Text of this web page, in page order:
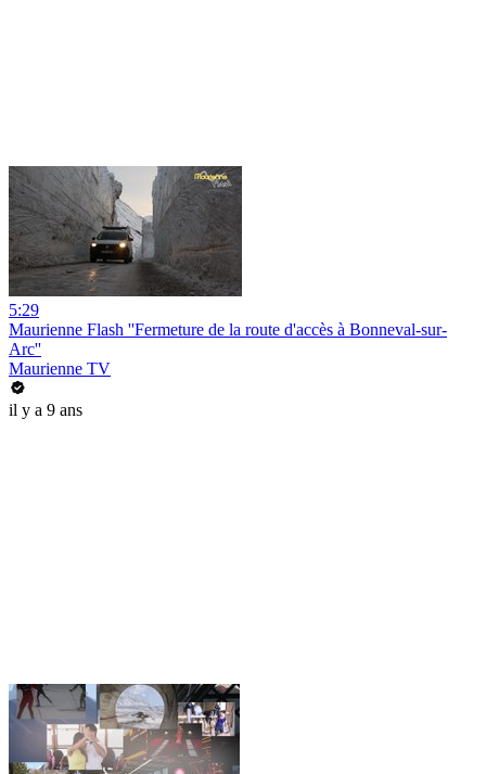
5:29
Maurienne Flash ''Fermeture de la route d'accès à Bonneval-sur-
Arc''
Maurienne TV
il y a 9 ans